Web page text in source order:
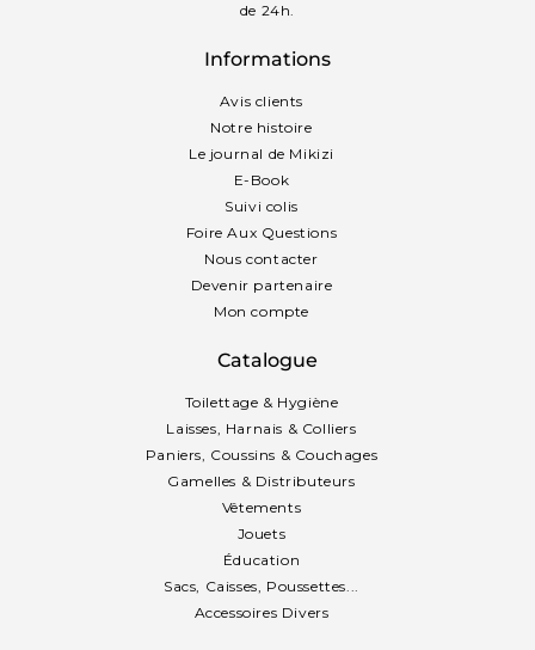
de 24h.
Informations
Avis clients
Notre histoire
Le journal de Mikizi
E-Book
Suivi colis
Foire Aux Questions
Nous contacter
Devenir partenaire
Mon compte
Catalogue
Toilettage & Hygiène
Laisses, Harnais & Colliers
Paniers, Coussins & Couchages
Gamelles & Distributeurs
Vêtements
Jouets
Éducation
Sacs, Caisses, Poussettes...
Accessoires Divers